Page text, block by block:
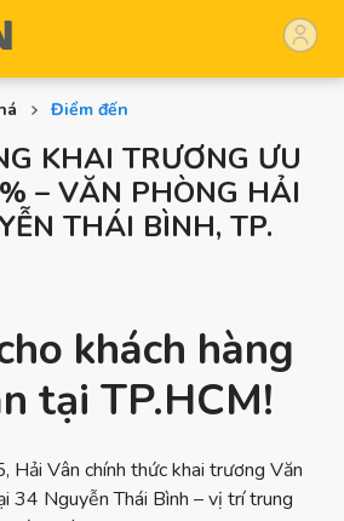
Điểm đến
KHAI TRƯƠNG ƯU
– VĂN PHÒNG HẢI
THÁI BÌNH, TP.
khách hàng
tại TP.HCM!
Vân chính thức khai trương Văn
34 Nguyễn Thái Bình – vị trí trung